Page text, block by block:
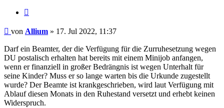
Beitrag
von Allium » 17. Jul 2022, 11:37
Darf ein Beamter, der die Verfügung für die Zurruhesetzung wegen
DU postalisch erhalten hat bereits mit einem Minijob anfangen,
wenn er finanziell in großer Bedrängnis ist wegen Unterhalt für
seine Kinder? Muss er so lange warten bis die Urkunde zugestellt
wurde? Der Beamte ist krankgeschrieben, wird laut Verfügung mit
Ablauf diesen Monats in den Ruhestand versetzt und erhebt keinen
Widerspruch.